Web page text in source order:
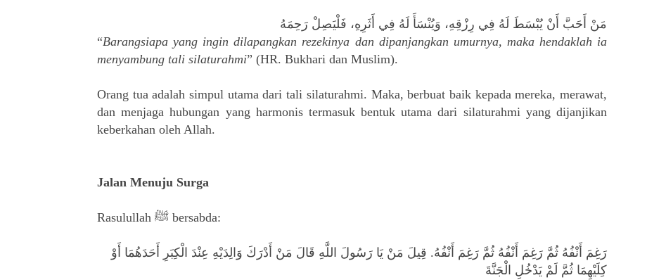
مَنْ أَحَبَّ أَنْ يُبْسَطَ لَهُ فِي رِزْقِهِ، وَيُنْسَأَ لَهُ فِي أَثَرِهِ، فَلْيَصِلْ رَحِمَهُ
“Barangsiapa yang ingin dilapangkan rezekinya dan dipanjangkan umurnya, maka hendaklah ia
menyambung tali silaturahmi” (HR. Bukhari dan Muslim).
Orang tua adalah simpul utama dari tali silaturahmi. Maka, berbuat baik kepada mereka, merawat,
dan menjaga hubungan yang harmonis termasuk bentuk utama dari silaturahmi yang dijanjikan
keberkahan oleh Allah.
Jalan Menuju Surga
Rasulullah ﷺ bersabda:
رَغِمَ أَنْفُهُ ثُمَّ رَغِمَ أَنْفُهُ ثُمَّ رَغِمَ أَنْفُهُ. قِيلَ مَنْ يَا رَسُولَ اللَّهِ قَالَ مَنْ أَدْرَكَ وَالِدَيْهِ عِنْدَ الْكِبَرِ أَحَدَهُمَا أَوْ
كِلَيْهِمَا ثُمَّ لَمْ يَدْخُلِ الْجَنَّةَ